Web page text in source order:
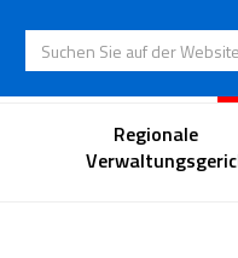
Suchen Sie auf der
Regionale